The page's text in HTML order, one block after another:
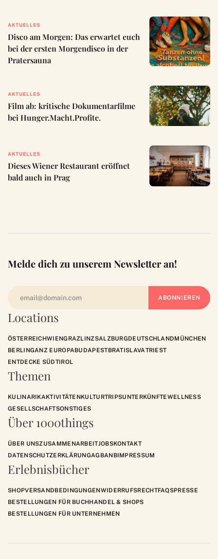
AKTUELLES
Disco am Morgen: Das erwartet euch
bei der ersten Morgendisco in der
Pratersauna
AKTUELLES
Film ab: kritische Dokumentarfilme
bei Hunger.Macht.Profite.
AKTUELLES
Dieses Wiener Restaurant eröffnet
bald auch in Prag
Locations
ÖSTERREICHWIENGRAZLINZSALZBURGDEUTSCHLANDMÜNCHEN
BERLINGANZ EUROPABUDAPESTBRATISLAVATRIEST
ENTDECKE SÜDTIROL
Themen
KULINARIKAKTIVITÄTENKULTURTRIPSUNTERKÜNFTEWELLNESS
GESELLSCHAFTSONSTIGES
Über 1000things
ÜBER UNSZUSAMMENARBEITJOBSKONTAKT
DATENSCHUTZERKLÄRUNGAGBANBIMPRESSUM
Erlebnisbücher
SHOPVERSANDBEDINGUNGENWIDERRUFSRECHTFAQSPRESSE
BESTELLUNGEN FÜR BUCHHANDEL & SHOPS
BESTELLUNGEN FÜR UNTERNEHMEN
Melde dich zu unserem Newsletter an!